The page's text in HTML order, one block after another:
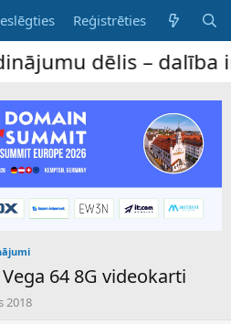
Reģistrēties
– dalība ir bez
64 8G videokarti
2018